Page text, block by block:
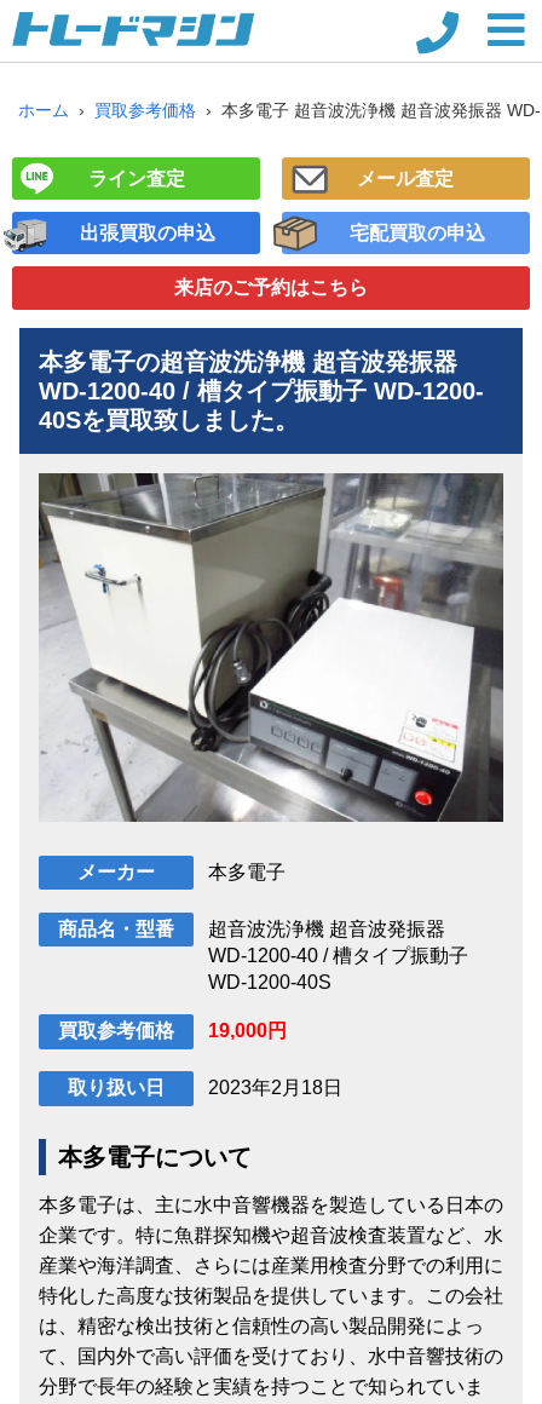
ホーム 買取参考価格 本多電子 超音波洗浄機 超音波発振器
ライン査定 メール査定
出張買取の申込 宅配買取の申込
来店のご予約はこちら
本多電子の超音波洗浄機 超音波発振器
WD-1200-40 / 槽タイプ振動子 WD-1200-
40Sを買取致しました。
メーカー 本多電子
商品名・型番
超音波洗浄機 超音波発振器
WD-1200-40 / 槽タイプ振動子
WD-1200-40S
買取参考価格 19,000円
取り扱い日 2023年2月18日
本多電子について
本多電子は、主に水中音響機器を製造している日本の
企業です。特に魚群探知機や超音波検査装置など、水
産業や海洋調査、さらには産業用検査分野での利用に
特化した高度な技術製品を提供しています。この会社
は、精密な検出技術と信頼性の高い製品開発によっ
て、国内外で高い評価を受けており、水中音響技術の
分野で長年の経験と実績を持つことで知られていま